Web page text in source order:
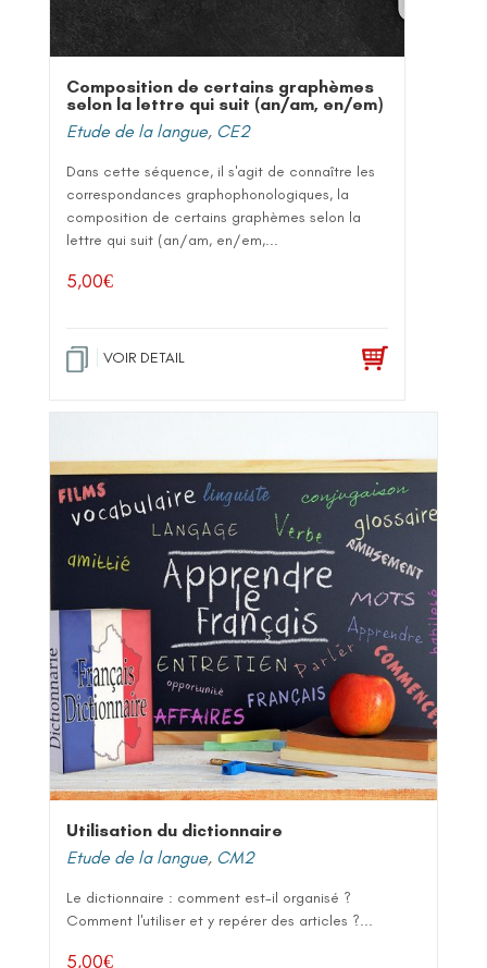
Composition de certains graphèmes
selon la lettre qui suit (an/am, en/em)
Etude de la langue, CE2
Dans cette séquence, il s'agit de connaître les
correspondances graphophonologiques, la
composition de certains graphèmes selon la
lettre qui suit (an/am, en/em,...
5,00€
VOIR DETAIL
Utilisation du dictionnaire
Etude de la langue, CM2
Le dictionnaire : comment est-il organisé ?
Comment l'utiliser et y repérer des articles ?...
5,00€